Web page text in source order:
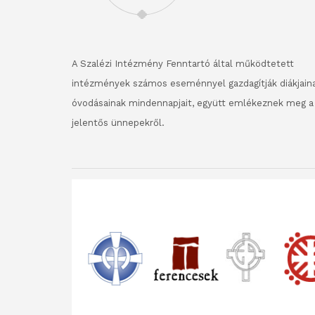
A Szalézi Intézmény Fenntartó által működtetett
intézmények számos eseménnyel gazdagítják
óvodásainak mindennapjait, együtt emlékeznek meg a
jelentős ünnepekről.